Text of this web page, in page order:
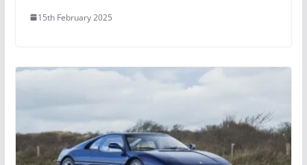
15th February 2025